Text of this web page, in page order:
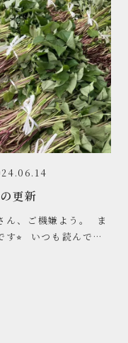
更新
ん、ご機嫌よう。 ⁡ ま
す⭐︎ ⁡ いつも読んでく